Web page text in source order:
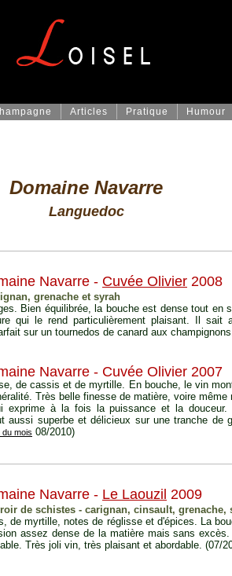
Articles Pratique Humour
Domaine Navarre
Languedoc
Navarre - Cuvée Olivier 2008
grenache et syrah
Bien équilibrée, la bouche est dense tout en
qui le rend particulièrement plaisant. Il sait
sur un tournedos de canard aux
Navarre - Cuvée Olivier 2007
de cassis et de myrtille. En bouche, le vin
Très belle finesse de matière, voire
exprime à la fois la puissance et la douceur.
aussi superbe et délicieux sur une tranche de
du mois 08/2010)
Navarre - Le Laouzil 2009
de schistes - carignan, cinsault, grenache,
de myrtille, notes de réglisse et d'épices. La
assez dense de la matière mais sans
Très joli vin, très plaisant et abordable. (07/